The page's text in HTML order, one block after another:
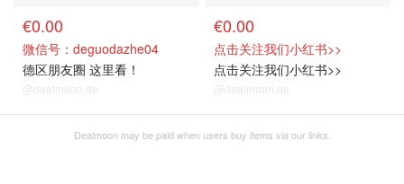
€0.00
微信号：deguodazhe04
德区朋友圈 这里看！
@dealmoon.de
€0.00
点击关注我们小红书>>
点击关注我们小红书>>
@dealmoon.de
Dealmoon may be paid when users buy items via our links.